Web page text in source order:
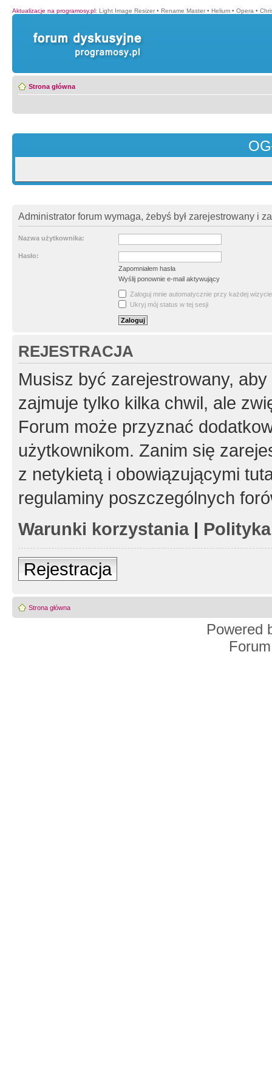
Aktualizacje na programosy.pl: Light Image Resizer • Rename Master • Helium • Opera •
Strona główna
Administrator forum wymaga, żebyś był zarejestrowany i
Nazwa użytkownika:
Hasło:
Zapomniałem hasła
Wyślij ponownie e-mail aktywujący
Zaloguj mnie automatycznie przy każdej wizycie
Ukryj mój status w tej sesji
REJESTRACJA
Musisz być zarejestrowany,
zajmuje tylko kilka chwil, ale
Forum może przyznać
użytkownikom. Zanim się
z netykietą i obowiązującymi
regulaminy poszczególnych
Warunki korzystania|
Rejestracja
Strona główna
Powered